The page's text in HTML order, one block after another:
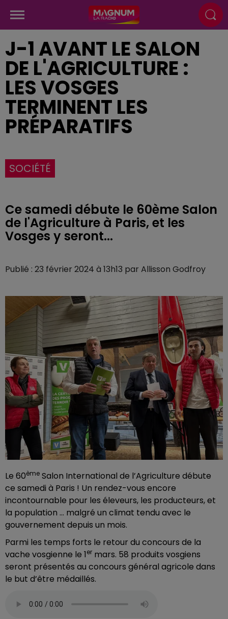
J-1 AVANT LE SALON
DE L'AGRICULTURE :
LES VOSGES
TERMINENT LES
PRÉPARATIFS
SOCIÉTÉ
Ce samedi débute le 60ème Salon
de l'Agriculture à Paris, et les
Vosges y seront...
Publié : 23 février 2024 à 13h13 par Allisson Godfroy
Le 60ème Salon International de l’Agriculture débute
ce samedi à Paris ! Un rendez-vous encore
incontournable pour les éleveurs, les producteurs, et
la population … malgré un climat tendu avec le
gouvernement depuis un mois.
Parmi les temps forts le retour du concours de la
vache vosgienne le 1er mars. 58 produits vosgiens
seront présentés au concours général agricole dans
le but d’être médaillés.